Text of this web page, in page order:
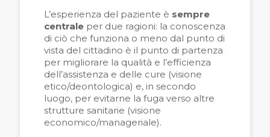
L’esperienza del paziente è sempre
centrale per due ragioni: la conoscenza
di ciò che funziona o meno dal punto di
vista del cittadino è il punto di partenza
per migliorare la qualità e l’efficienza
dell’assistenza e delle cure (visione
etico/deontologica) e, in secondo
luogo, per evitarne la fuga verso altre
strutture sanitarie (visione
economico/manageriale).